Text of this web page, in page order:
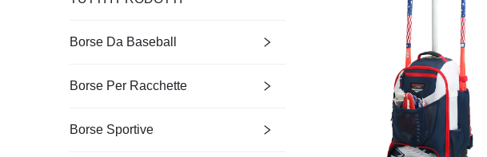
Borse Da Baseball
Borse Per Racchette
Borse Sportive